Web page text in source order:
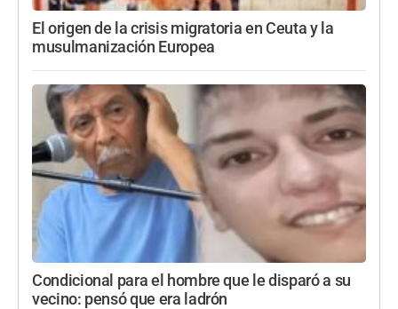
El origen de la crisis migratoria en Ceuta y la
musulmanización Europea
Condicional para el hombre que le disparó a su
vecino: pensó que era ladrón